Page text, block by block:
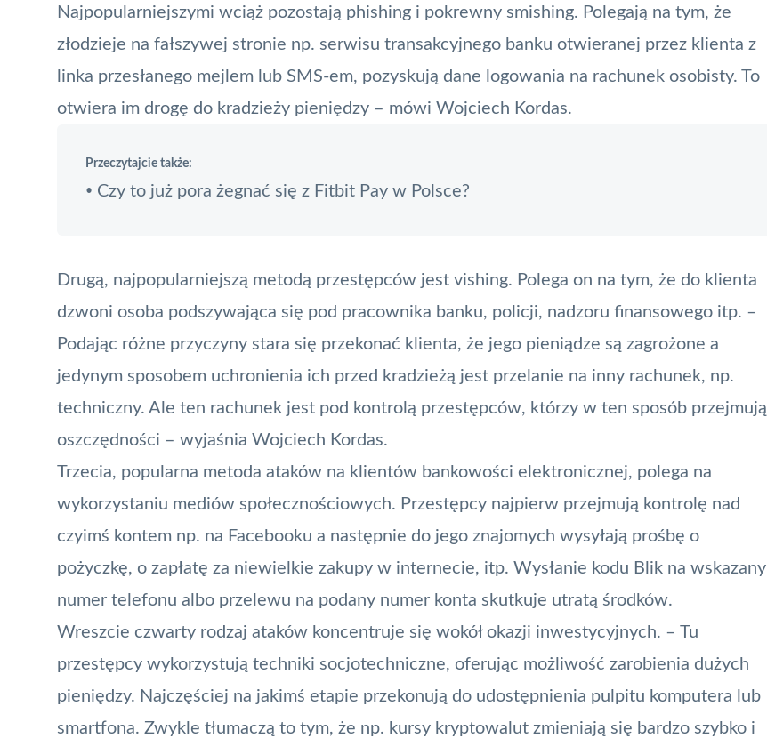
Najpopularniejszymi wciąż pozostają phishing i pokrewny smishing. Polegają na tym, że
złodzieje na fałszywej stronie np. serwisu transakcyjnego banku otwieranej przez klienta z
linka przesłanego mejlem lub SMS-em, pozyskują dane logowania na rachunek osobisty. To
otwiera im drogę do kradzieży pieniędzy – mówi Wojciech Kordas.
Przeczytajcie także:
• Czy to już pora żegnać się z Fitbit Pay w Polsce?
Drugą, najpopularniejszą metodą przestępców jest vishing. Polega on na tym, że do klienta
dzwoni osoba podszywająca się pod pracownika banku, policji, nadzoru finansowego itp. –
Podając różne przyczyny stara się przekonać klienta, że jego pieniądze są zagrożone a
jedynym sposobem uchronienia ich przed kradzieżą jest przelanie na inny rachunek, np.
techniczny. Ale ten rachunek jest pod kontrolą przestępców, którzy w ten sposób przejmują
oszczędności – wyjaśnia Wojciech Kordas.
Trzecia, popularna metoda ataków na klientów bankowości elektronicznej, polega na
wykorzystaniu mediów społecznościowych. Przestępcy najpierw przejmują kontrolę nad
czyimś kontem np. na Facebooku a następnie do jego znajomych wysyłają prośbę o
pożyczkę, o zapłatę za niewielkie zakupy w internecie, itp. Wysłanie kodu Blik na wskazany
numer telefonu albo przelewu na podany numer konta skutkuje utratą środków.
Wreszcie czwarty rodzaj ataków koncentruje się wokół okazji inwestycyjnych. – Tu
przestępcy wykorzystują techniki socjotechniczne, oferując możliwość zarobienia dużych
pieniędzy. Najczęściej na jakimś etapie przekonują do udostępnienia pulpitu komputera lub
smartfona. Zwykle tłumaczą to tym, że np. kursy kryptowalut zmieniają się bardzo szybko i